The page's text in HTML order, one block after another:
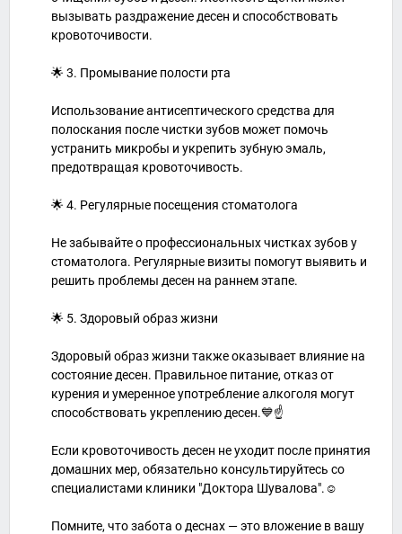
вызывать раздражение десен и способствовать
кровоточивости.
🌟 3. Промывание полости рта
Использование антисептического средства для
полоскания после чистки зубов может помочь
устранить микробы и укрепить зубную эмаль,
предотвращая кровоточивость.
🌟 4. Регулярные посещения стоматолога
Не забывайте о профессиональных чистках зубов у
стоматолога. Регулярные визиты помогут выявить и
решить проблемы десен на раннем этапе.
🌟 5. Здоровый образ жизни
Здоровый образ жизни также оказывает влияние на
состояние десен. Правильное питание, отказ от
курения и умеренное употребление алкоголя могут
способствовать укреплению десен.💙☝️
Если кровоточивость десен не уходит после принятия
домашних мер, обязательно консультируйтесь со
специалистами клиники "Доктора Шувалова".☺️
Помните, что забота о деснах — это вложение в вашу